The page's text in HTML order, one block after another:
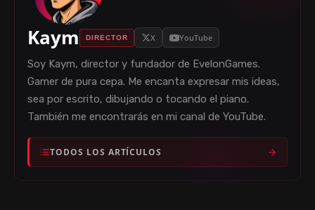
Kaym DIRECTOR X YouTube
Soy Kaym, director y fundador de EvelonGames.
Gamer de pura cepa. Me encanta expresar mis ideas,
sea por escrito, dibujando o tocando el piano.
También me encontrarás en mi canal de YouTube.
TODOS LOS ARTÍCULOS